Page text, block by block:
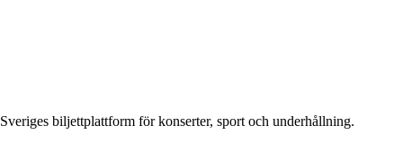
Sveriges biljettplattform för konserter, sport och underhållning.